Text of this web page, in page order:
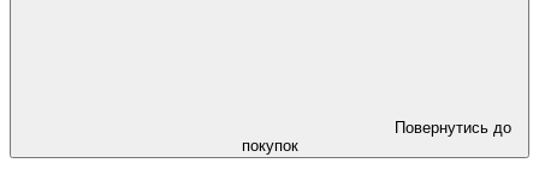
Повернутись до
покупок